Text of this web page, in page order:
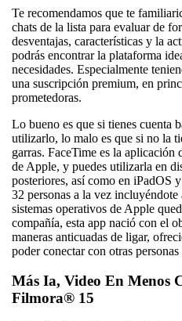
Te recomendamos que te
chats de la lista para evaluar de
desventajas, características y la
podrás encontrar la plataforma
necesidades. Especialmente
una suscripción premium, en
prometedoras.
Lo bueno es que si tienes cuenta
utilizarlo, lo malo es que si no la
garras. FaceTime es la
de Apple, y puedes utilizarla en
posteriores, así como en iPadOS
32 personas a la vez
sistemas operativos de Apple
compañía, esta app nació con el
maneras anticuadas de ligar,
poder conectar con otras
Más Ia, Video En Menos
Filmora® 15